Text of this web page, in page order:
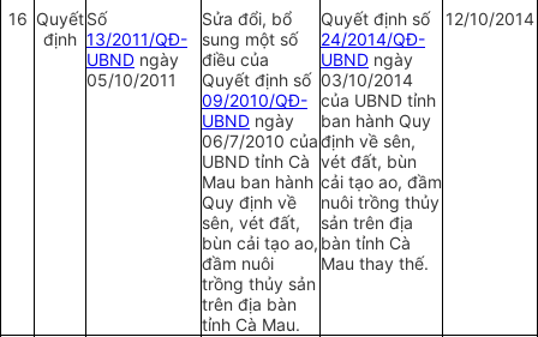
16 Quyết
định
Số
13/2011/QĐ-
UBND ngày
05/10/2011
Sửa đổi, bổ
sung một số
điều của
Quyết định số
09/2010/QĐ-
UBND ngày
06/7/2010 của
UBND tỉnh Cà
Mau ban hành
Quy định về
sên, vét đất,
bùn cải tạo ao,
đầm nuôi
trồng thủy sản
trên địa bàn
tỉnh Cà Mau.
Quyết định số
24/2014/QĐ-
UBND ngày
03/10/2014
của UBND tỉnh
ban hành Quy
định về sên,
vét đất, bùn
cải tạo ao, đầm
nuôi trồng thủy
sản trên địa
bàn tỉnh Cà
Mau thay thế.
12/10/2014